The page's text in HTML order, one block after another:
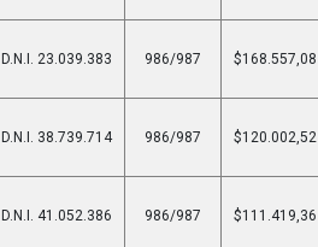
D.N.I. 23.039.383 986/987 $168.557,08
D.N.I. 38.739.714 986/987 $120.002,52
D.N.I. 41.052.386 986/987 $111.419,36